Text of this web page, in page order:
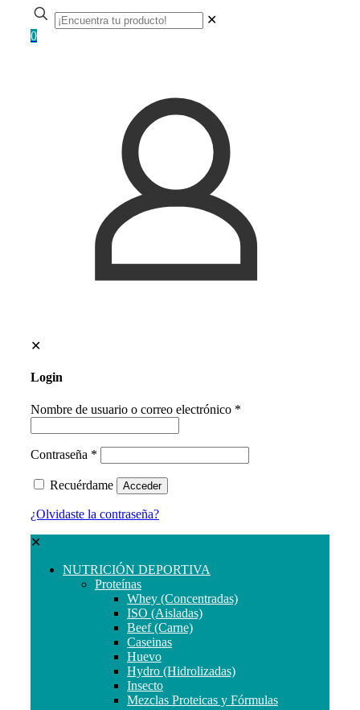
✕
0
✕
Login
Nombre de usuario o correo electrónico *
Contraseña *
Recuérdame Acceder
¿Olvidaste la contraseña?
✕
NUTRICIÓN DEPORTIVA
Proteínas
Whey (Concentradas)
ISO (Aisladas)
Beef (Carne)
Caseinas
Huevo
Hydro (Hidrolizadas)
Insecto
Mezclas Proteicas y Fórmulas